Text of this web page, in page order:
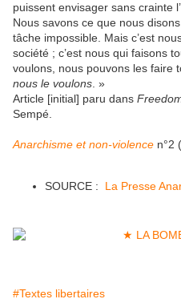
puissent envisager sans crainte
Nous savons ce que nous
tâche impossible. Mais c’est
société ; c’est nous qui faisons
voulons, nous pouvons les faire
nous le voulons . »
Article [initial] paru dans
Sempé.
Anarchisme et non-violence n°2
SOURCE : La Presse
#Textes libertaires